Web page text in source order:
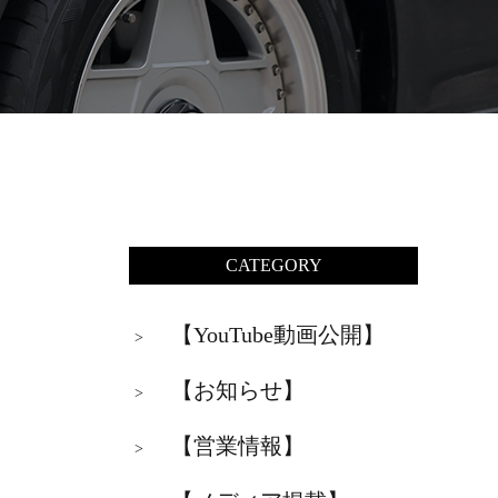
CATEGORY
> 【YouTube動画公開】
> 【お知らせ】
> 【営業情報】